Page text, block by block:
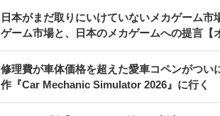
日本がまだ取りにいけていないメカゲーム
ゲーム市場と、日本のメカゲームへの提言【
修理費が車体価格を超えた愛車コペンがつ
作『Car Mechanic Simulator 2026』に行く